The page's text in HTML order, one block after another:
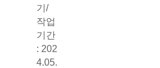
기/
작업
기간
: 202
4.05.